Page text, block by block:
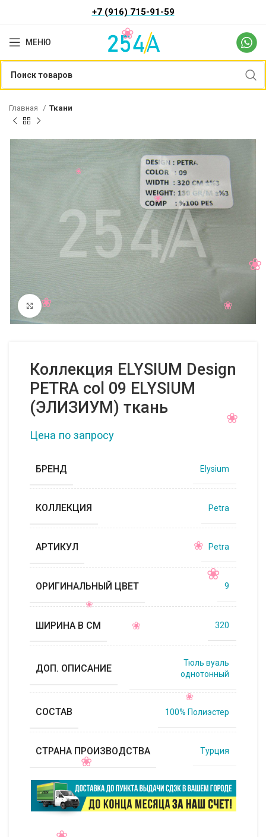
+7 (916) 715-91-59
МЕНЮ
Главная Ткани
Нажмите, чтобы увеличить
Коллекция ELYSIUM Design
PETRA col 09 ELYSIUM
(ЭЛИЗИУМ) ткань
Цена по запросу
БРЕНД Elysium
КОЛЛЕКЦИЯ Petra
АРТИКУЛ Petra
ОРИГИНАЛЬНЫЙ ЦВЕТ 9
ШИРИНА В СМ 320
ДОП. ОПИСАНИЕ
Тюль вуаль
однотонный
СОСТАВ 100% Полиэстер
СТРАНА ПРОИЗВОДСТВА Турция